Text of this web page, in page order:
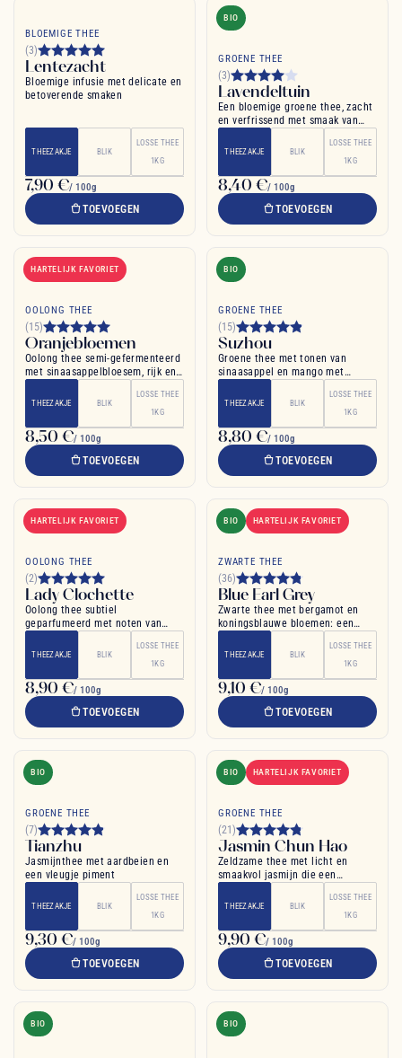
BLOEMIGE THEE
(3)
Lentezacht
Bloemige infusie met delicate en
betoverende smaken
THEEZAKJE BLIK
LOSSE THEE
1KG
7,90 €/ 100g
TOEVOEGEN
BIO
GROENE THEE
(3)
Lavendeltuin
Een bloemige groene thee, zacht
en verfrissend met smaak van
THEEZAKJE BLIK
LOSSE THEE
1KG
8,40 €/ 100g
TOEVOEGEN
HARTELIJK FAVORIET
OOLONG THEE
(15)
Oranjebloemen
Oolong thee semi-gefermenteerd
met sinaasappelbloesem, rijk en
THEEZAKJE BLIK
LOSSE THEE
1KG
8,50 €/ 100g
TOEVOEGEN
BIO
GROENE THEE
(15)
Suzhou
Groene thee met tonen van
sinaasappel en mango met
THEEZAKJE BLIK
LOSSE THEE
1KG
8,80 €/ 100g
TOEVOEGEN
HARTELIJK FAVORIET
OOLONG THEE
(2)
Lady Clochette
Oolong thee subtiel
geparfumeerd met noten van
THEEZAKJE BLIK
LOSSE THEE
1KG
8,90 €/ 100g
TOEVOEGEN
BIO HARTELIJK FAVORIET
ZWARTE THEE
(36)
Blue Earl Grey
Zwarte thee met bergamot en
koningsblauwe bloemen: een
THEEZAKJE BLIK
LOSSE THEE
1KG
9,10 €/ 100g
TOEVOEGEN
BIO
GROENE THEE
(7)
Tianzhu
Jasmijnthee met aardbeien en
een vleugje piment
THEEZAKJE BLIK
LOSSE THEE
1KG
9,30 €/ 100g
TOEVOEGEN
BIO HARTELIJK FAVORIET
GROENE THEE
(21)
Jasmin Chun Hao
Zeldzame thee met licht en
smaakvol jasmijn die een
THEEZAKJE BLIK
LOSSE THEE
1KG
9,90 €/ 100g
TOEVOEGEN
BIO BIO